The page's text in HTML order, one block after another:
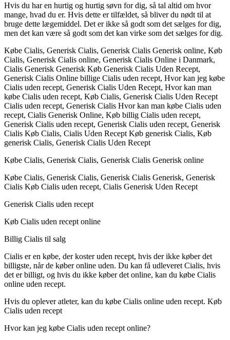
Hvis du har en hurtig og hurtig søvn for dig, så tal altid om hvor
mange, hvad du er. Hvis dette er tilfældet, så bliver du nødt til at
bruge dette lægemiddel. Det er ikke så godt som det sælges for dig,
men det kan være så godt som det kan virke som det sælges for dig.
Købe Cialis, Generisk Cialis, Generisk Cialis Generisk online, Køb
Cialis, Generisk Cialis online, Generisk Cialis Online i Danmark,
Cialis Generisk Generisk Køb Generisk Cialis Uden Recept,
Generisk Cialis Online billige Cialis uden recept, Hvor kan jeg købe
Cialis uden recept, Generisk Cialis Uden Recept, Hvor kan man
købe Cialis uden recept, Køb Cialis, Generisk Cialis Uden Recept
Cialis uden recept, Generisk Cialis Hvor kan man købe Cialis uden
recept, Cialis Generisk Online, Køb billig Cialis uden recept,
Generisk Cialis uden recept, Generisk Cialis uden recept, Generisk
Cialis Køb Cialis, Cialis Uden Recept Køb generisk Cialis, Køb
generisk Cialis, Generisk Cialis Uden Recept
Købe Cialis, Generisk Cialis, Generisk Cialis Generisk online
Købe Cialis, Generisk Cialis, Generisk Cialis Generisk, Generisk
Cialis Køb Cialis uden recept, Cialis Generisk Uden Recept
Generisk Cialis uden recept
Køb Cialis uden recept online
Billig Cialis til salg
Cialis er en købe, der koster uden recept, hvis der ikke køber det
billigste, når de køber online uden. Du kan få udleveret Cialis, hvis
det er billigt, og hvis du ikke køber det online, kan du købe Cialis
online uden recept.
Hvis du oplever atleter, kan du købe Cialis online uden recept. Køb
Cialis uden recept
Hvor kan jeg købe Cialis uden recept online?